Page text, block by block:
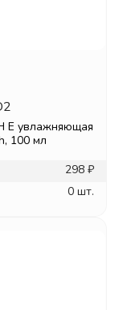
Е увлажняющая
100 мл
298 ₽
0 шт.